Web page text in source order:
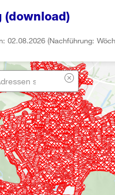
(download)
02.08.2026 (Nachführung: